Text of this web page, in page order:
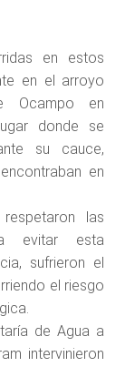
en estos
en el arroyo
Ocampo en
donde se
su cauce,
en
las
evitar esta
sufrieron el
el riesgo
de Agua a
intervinieron